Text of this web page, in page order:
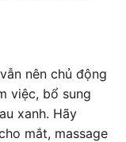
nên chủ động
việc, bổ sung
xanh. Hãy
mắt, massage